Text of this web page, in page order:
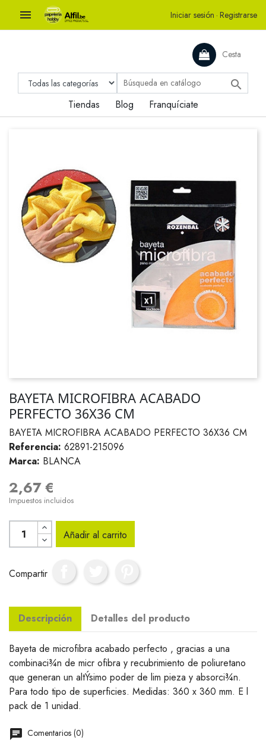
 Iniciar sesión · Registrarse
Cesta

Tiendas Blog Franquíciate
BAYETA MICROFIBRA ACABADO
PERFECTO 36X36 CM
BAYETA MICROFIBRA ACABADO PERFECTO 36X36 CM
Referencia: 62891-215096
Marca: BLANCA
2,67 €
Impuestos incluidos
Añadir al carrito
Compartir
Descripción Detalles del producto
Bayeta de microfibra acabado perfecto , gracias a una
combinaci¾n de micr ofibra y recubrimiento de poliuretano
que generan un altÝsimo poder de lim pieza y absorci¾n.
Para todo tipo de superficies. Medidas: 360 x 360 mm. E l
pack de 1 unidad.
Comentarios (0)